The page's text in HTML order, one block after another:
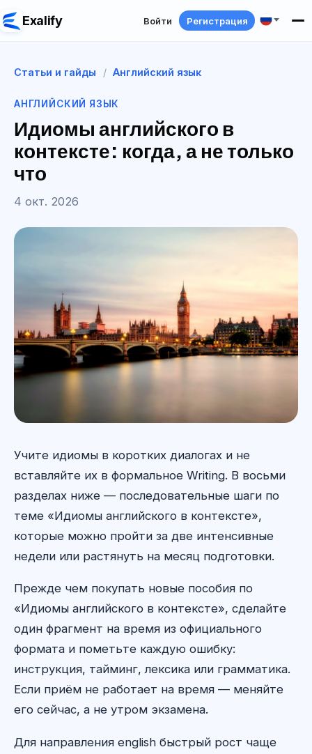
Exalify Войти Регистрация
Статьи и гайды / Английский язык
АНГЛИЙСКИЙ ЯЗЫК
Идиомы английского в
контексте: когда, а не только
что
4 окт. 2026
Учите идиомы в коротких диалогах и не
вставляйте их в формальное Writing. В восьми
разделах ниже — последовательные шаги по
теме «Идиомы английского в контексте»,
которые можно пройти за две интенсивные
недели или растянуть на месяц подготовки.
Прежде чем покупать новые пособия по
«Идиомы английского в контексте», сделайте
один фрагмент на время из официального
формата и пометьте каждую ошибку:
инструкция, тайминг, лексика или грамматика.
Если приём не работает на время — меняйте
его сейчас, а не утром экзамена.
Для направления english быстрый рост чаще